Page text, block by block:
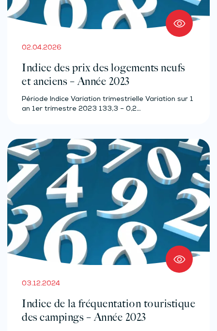
02.04.2026
Indice des prix des logements neufs
et anciens – Année 2023
Période Indice Variation trimestrielle Variation sur 1
an 1er trimestre 2023 133,3 – 0,2…
03.12.2024
Indice de la fréquentation touristique
des campings – Année 2023